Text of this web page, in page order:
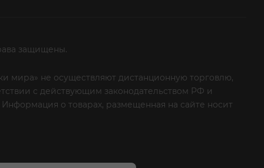
защищены.
мира» не осуществляют дистанционную торговлю,
с действующим законодательством РФ и
о товарах, размещенная на сайте носит